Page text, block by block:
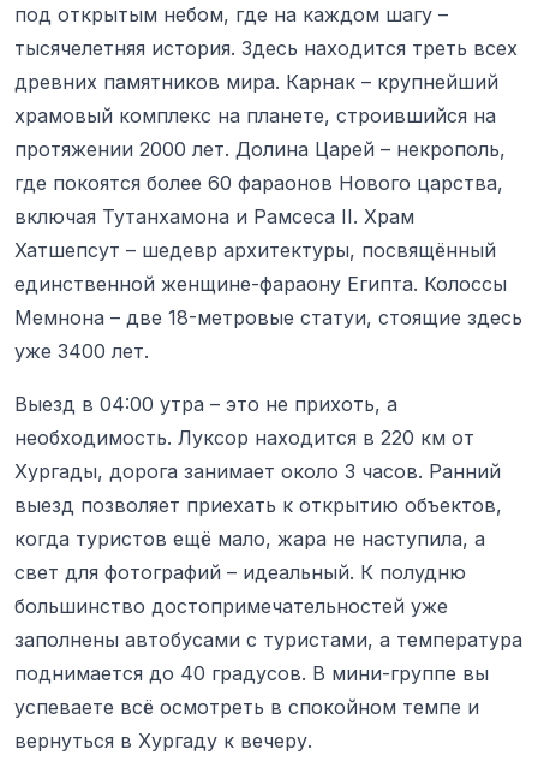
под открытым небом, где на каждом шагу –
тысячелетняя история. Здесь находится треть всех
древних памятников мира. Карнак – крупнейший
храмовый комплекс на планете, строившийся на
протяжении 2000 лет. Долина Царей – некрополь,
где покоятся более 60 фараонов Нового царства,
включая Тутанхамона и Рамсеса II. Храм
Хатшепсут – шедевр архитектуры, посвящённый
единственной женщине-фараону Египта. Колоссы
Мемнона – две 18-метровые статуи, стоящие здесь
уже 3400 лет.
Выезд в 04:00 утра – это не прихоть, а
необходимость. Луксор находится в 220 км от
Хургады, дорога занимает около 3 часов. Ранний
выезд позволяет приехать к открытию объектов,
когда туристов ещё мало, жара не наступила, а
свет для фотографий – идеальный. К полудню
большинство достопримечательностей уже
заполнены автобусами с туристами, а температура
поднимается до 40 градусов. В мини-группе вы
успеваете всё осмотреть в спокойном темпе и
вернуться в Хургаду к вечеру.